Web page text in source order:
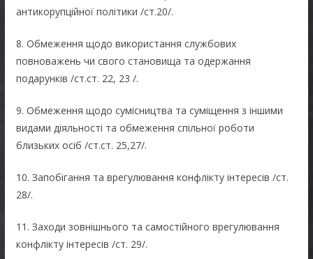
антикорупційної політики /ст.20/.
8. Обмеження щодо використання службових
повноважень чи свого становища та одержання
подарунків /ст.ст. 22, 23 /.
9. Обмеження щодо сумісництва та суміщення з іншими
видами діяльності та обмеження спільної роботи
близьких осіб /ст.ст. 25,27/.
10. Запобігання та врегулювання конфлікту інтересів /ст.
28/.
11. Заходи зовнішнього та самостійного врегулювання
конфлікту інтересів /ст. 29/.